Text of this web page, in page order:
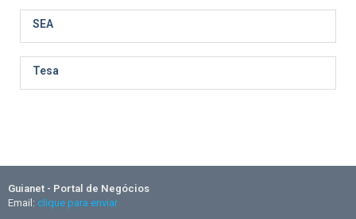
SEA
Tesa
Guianet - Portal de Negócios
Email: clique para enviar